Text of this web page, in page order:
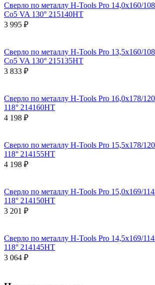
Сверло по металлу H-Tools Pro 14,0x160/
Co5 VA 130° 215140HT
3 995 ₽
Сверло по металлу H-Tools Pro 13,5x160/
Co5 VA 130° 215135HT
3 833 ₽
Сверло по металлу H-Tools Pro 16,0x178/
118° 214160HT
4 198 ₽
Сверло по металлу H-Tools Pro 15,5x178/
118° 214155HT
4 198 ₽
Сверло по металлу H-Tools Pro 15,0x169/
118° 214150HT
3 201 ₽
Сверло по металлу H-Tools Pro 14,5x169/
118° 214145HT
3 064 ₽